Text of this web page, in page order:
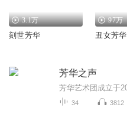
3.1万
刻世芳华
97万
丑女芳华
芳华之声
34 3812